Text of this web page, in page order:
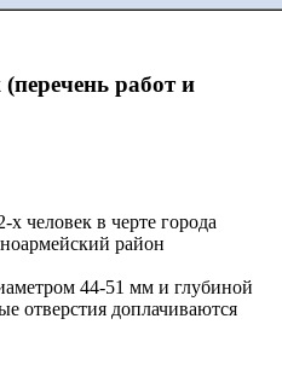
работ и
человек в черте города
район
44-51 мм и глубиной
отверстия доплачиваются